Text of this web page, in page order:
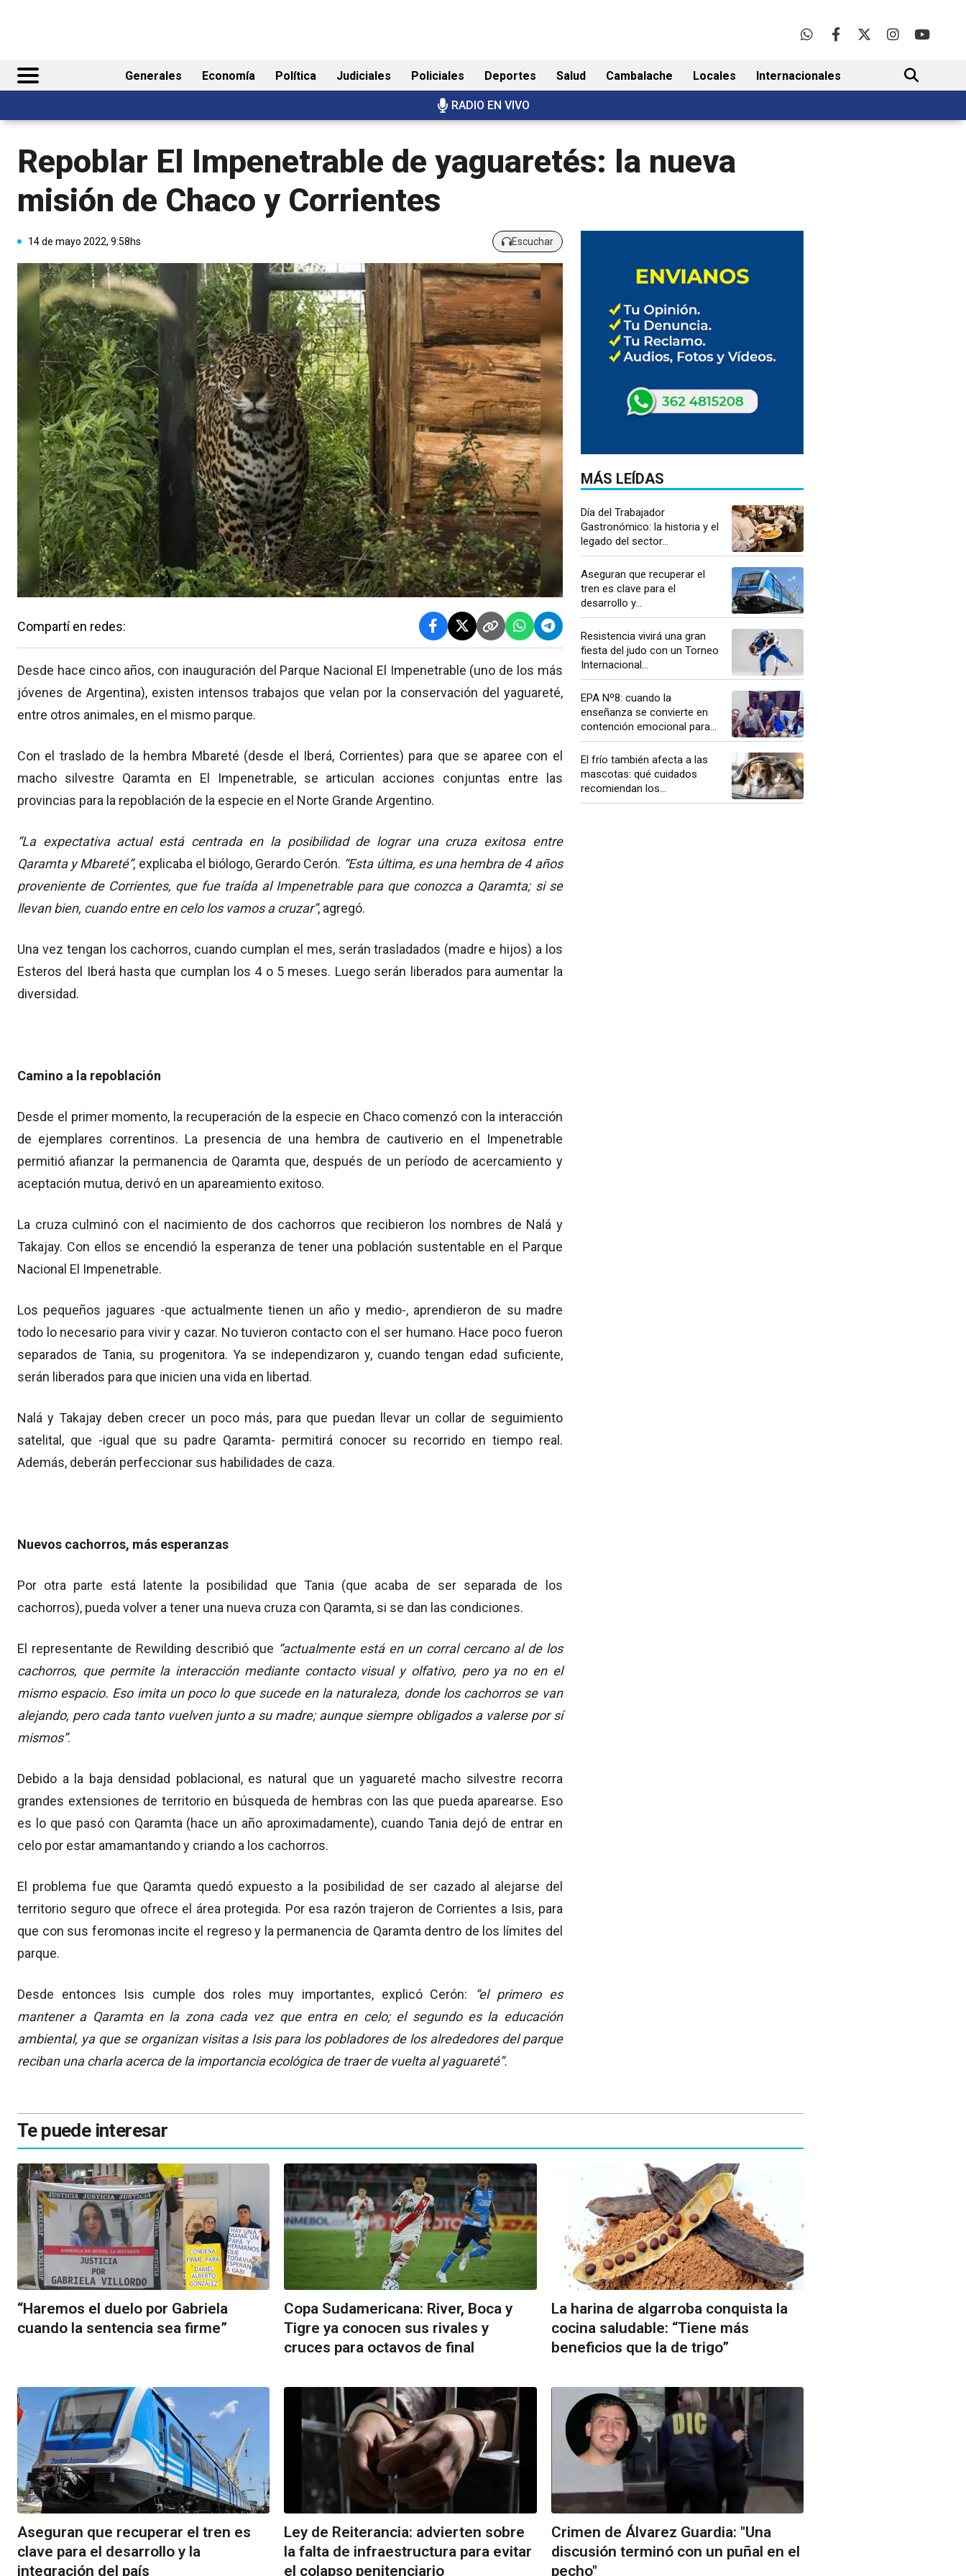
Generales Economía Política Judiciales Policiales Deportes Salud Cambalache Locales Internacionales
RADIO EN VIVO
BUSCAR
Repoblar El Impenetrable de yaguaretés: la nueva
misión de Chaco y Corrientes
14 de mayo 2022, 9:58hs Escuchar
Compartí en redes:
Desde hace cinco años, con inauguración del Parque Nacional El Impenetrable (uno de los más
jóvenes de Argentina), existen intensos trabajos que velan por la conservación del yaguareté,
entre otros animales, en el mismo parque.
Con el traslado de la hembra Mbareté (desde el Iberá, Corrientes) para que se aparee con el
macho silvestre Qaramta en El Impenetrable, se articulan acciones conjuntas entre las
provincias para la repoblación de la especie en el Norte Grande Argentino.
“La expectativa actual está centrada en la posibilidad de lograr una cruza exitosa entre
Qaramta y Mbareté”, explicaba el biólogo, Gerardo Cerón. “Esta última, es una hembra de 4 años
proveniente de Corrientes, que fue traída al Impenetrable para que conozca a Qaramta; si se
llevan bien, cuando entre en celo los vamos a cruzar”, agregó.
Una vez tengan los cachorros, cuando cumplan el mes, serán trasladados (madre e hijos) a los
Esteros del Iberá hasta que cumplan los 4 o 5 meses. Luego serán liberados para aumentar la
diversidad.
Camino a la repoblación
Desde el primer momento, la recuperación de la especie en Chaco comenzó con la interacción
de ejemplares correntinos. La presencia de una hembra de cautiverio en el Impenetrable
permitió afianzar la permanencia de Qaramta que, después de un período de acercamiento y
aceptación mutua, derivó en un apareamiento exitoso.
La cruza culminó con el nacimiento de dos cachorros que recibieron los nombres de Nalá y
Takajay. Con ellos se encendió la esperanza de tener una población sustentable en el Parque
Nacional El Impenetrable.
Los pequeños jaguares -que actualmente tienen un año y medio-, aprendieron de su madre
todo lo necesario para vivir y cazar. No tuvieron contacto con el ser humano. Hace poco fueron
separados de Tania, su progenitora. Ya se independizaron y, cuando tengan edad suficiente,
serán liberados para que inicien una vida en libertad.
Nalá y Takajay deben crecer un poco más, para que puedan llevar un collar de seguimiento
satelital, que -igual que su padre Qaramta- permitirá conocer su recorrido en tiempo real.
Además, deberán perfeccionar sus habilidades de caza.
Nuevos cachorros, más esperanzas
Por otra parte está latente la posibilidad que Tania (que acaba de ser separada de los
cachorros), pueda volver a tener una nueva cruza con Qaramta, si se dan las condiciones.
El representante de Rewilding describió que “actualmente está en un corral cercano al de los
cachorros, que permite la interacción mediante contacto visual y olfativo, pero ya no en el
mismo espacio. Eso imita un poco lo que sucede en la naturaleza, donde los cachorros se van
alejando, pero cada tanto vuelven junto a su madre; aunque siempre obligados a valerse por sí
mismos”.
Debido a la baja densidad poblacional, es natural que un yaguareté macho silvestre recorra
grandes extensiones de territorio en búsqueda de hembras con las que pueda aparearse. Eso
es lo que pasó con Qaramta (hace un año aproximadamente), cuando Tania dejó de entrar en
celo por estar amamantando y criando a los cachorros.
El problema fue que Qaramta quedó expuesto a la posibilidad de ser cazado al alejarse del
territorio seguro que ofrece el área protegida. Por esa razón trajeron de Corrientes a Isis, para
que con sus feromonas incite el regreso y la permanencia de Qaramta dentro de los límites del
parque.
Desde entonces Isis cumple dos roles muy importantes, explicó Cerón:
“el primero es
mantener a Qaramta en la zona cada vez que entra en celo; el segundo es la educación
ambiental, ya que se organizan visitas a Isis para los pobladores de los alrededores del parque
reciban una charla acerca de la importancia ecológica de traer de vuelta al yaguareté”.
MÁS LEÍDAS
Día del Trabajador
Gastronómico: la historia y el
legado del sector...
Aseguran que recuperar el
tren es clave para el
desarrollo y...
Resistencia vivirá una gran
fiesta del judo con un Torneo
Internacional...
EPA Nº8: cuando la
enseñanza se convierte en
contención emocional para...
El frío también afecta a las
mascotas: qué cuidados
recomiendan los...
Te puede interesar
“Haremos el duelo por Gabriela
cuando la sentencia sea firme”
Copa Sudamericana: River, Boca y
Tigre ya conocen sus rivales y
cruces para octavos de final
La harina de algarroba conquista la
cocina saludable: “Tiene más
beneficios que la de trigo”
Aseguran que recuperar el tren es
clave para el desarrollo y la
integración del país
Ley de Reiterancia: advierten sobre
la falta de infraestructura para evitar
el colapso penitenciario
Crimen de Álvarez Guardia: "Una
discusión terminó con un puñal en el
pecho"